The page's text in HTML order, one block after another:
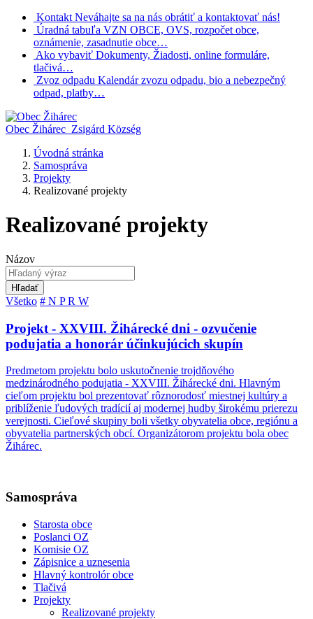
Kontakt Neváhajte sa na nás obrátiť a kontaktovať nás!
Úradná tabuľa VZN OBCE, OVS, rozpočet obce,
oznámenie, zasadnutie obce…
Ako vybaviť Dokumenty, Žiadosti, online formuláre,
tlačivá…
Zvoz odpadu Kalendár zvozu odpadu, bio a nebezpečný
odpad, platby…
Obec Žihárec Zsigárd Község
Úvodná stránka
Samospráva
Projekty
Realizované projekty
Realizované projekty
Názov
Hľadať
Všetko # N PR W
Projekt - XXVIII. Žihárecké dni - ozvučenie
podujatia a honorár účinkujúcich skupín
Predmetom projektu bolo uskutočnenie trojdňového
medzinárodného podujatia - XXVIII. Žihárecké dni. Hlavným
cieľom projektu bol prezentovať rôznorodosť miestnej kultúry a
priblíženie ľudových tradícií aj modernej hudby širokému prierezu
verejnosti. Cieľové skupiny boli všetky obyvatelia obce, regiónu a
obyvatelia partnerských obcí. Organizátorom projektu bola obec
Žihárec.
Samospráva
Starosta obce
Poslanci OZ
Komisie OZ
Zápisnice a uznesenia
Hlavný kontrolór obce
Tlačivá
Projekty
Realizované projekty